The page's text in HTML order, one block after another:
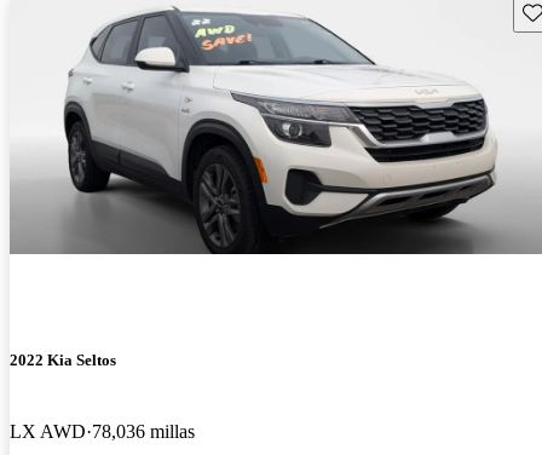
2022 Kia Seltos
LX AWD 78,036 millas